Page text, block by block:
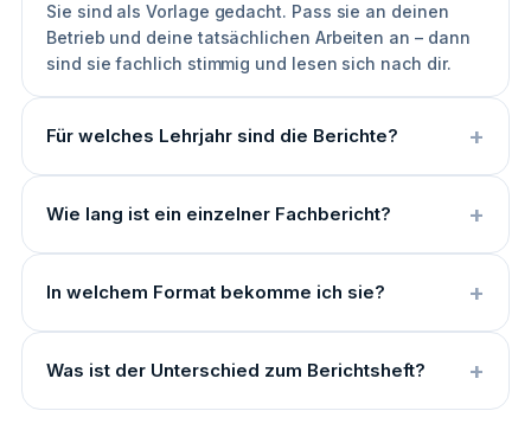
Sie sind als Vorlage gedacht. Pass sie an deinen
Betrieb und deine tatsächlichen Arbeiten an – dann
sind sie fachlich stimmig und lesen sich nach dir.
Für welches Lehrjahr sind die Berichte?
Wie lang ist ein einzelner Fachbericht?
In welchem Format bekomme ich sie?
Was ist der Unterschied zum Berichtsheft?